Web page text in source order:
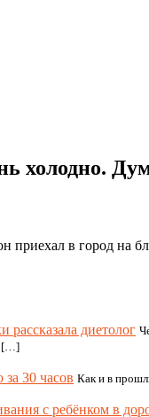
холодно.
в город на
диетолог
[…]
30 часов Как и в
с ребёнком в